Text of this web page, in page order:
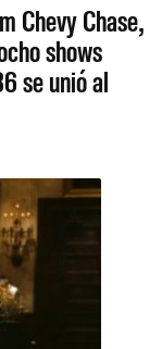
Chevy Chase,
shows
se unió al